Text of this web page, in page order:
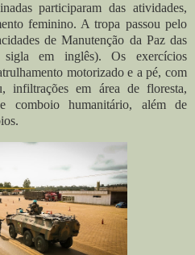
participaram das atividades,
feminino. A tropa passou pelo
de Manutenção da Paz das
em inglês). Os exercícios
motorizado e a pé, com
infiltrações em área de floresta,
comboio humanitário, além de